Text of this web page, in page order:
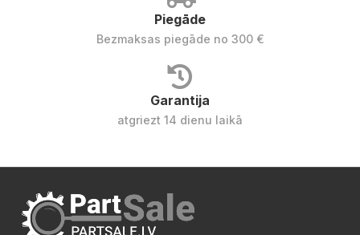
Piegāde
Bezmaksas piegāde no 300 €
Garantija
atgriezt 14 dienu laikā